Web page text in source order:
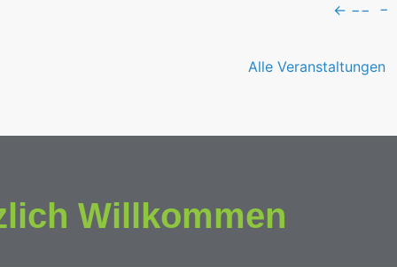
← −− −
Alle Veranstaltungen
Willkommen